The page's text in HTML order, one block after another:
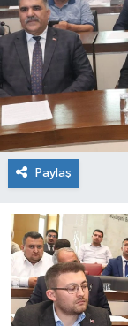
Paylaş